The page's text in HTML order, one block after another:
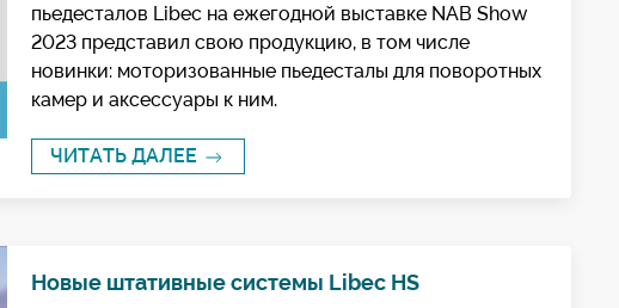
пьедесталов Libec на ежегодной выставке NAB Show
2023 представил свою продукцию, в том числе
новинки: моторизованные пьедесталы для поворотных
камер и аксессуары к ним.
ЧИТАТЬ ДАЛЕЕ
Новые штативные системы Libec HS